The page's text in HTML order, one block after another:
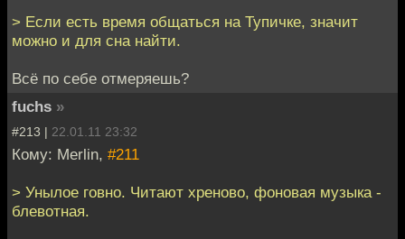
> Если есть время общаться на Тупичке, значит
можно и для сна найти.
Всё по себе отмеряешь?
fuchs »
#213 | 22.01.11 23:32
Кому: Merlin, #211
> Унылое говно. Читают хреново, фоновая музыка -
блевотная.